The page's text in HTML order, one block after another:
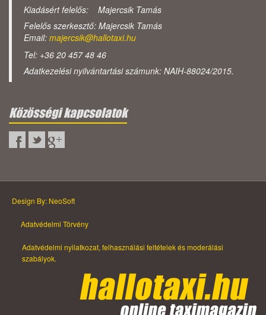
Kiadásért felelős: Majercsik Tamás
Felelős szerkesztő: Majercsik Tamás
Email: majercsik@hallotaxi.hu
Tel: +36 20 457 48 46
Adatkezelési nyilvántartási számunk: NAIH-88024/2015.
Közösségi kapcsolatok
Design By: NeoSoft
Adatvédelmi Törvény
Adatvédelmi nyilatkozat, felhasználási feltételek és moderálási
szabályok.